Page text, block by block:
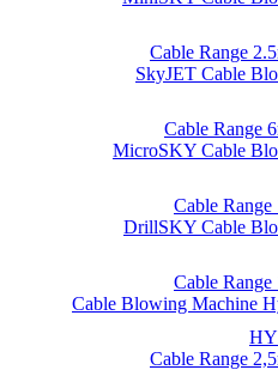
Cable Range
Cable Range
Cable Range
Cable Range
Cable Range